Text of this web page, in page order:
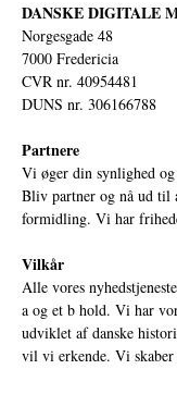
DANSKE DIGITALE
Norgesgade 48
7000 Fredericia
CVR nr. 40954481
DUNS nr. 306166788
Partnere
Vi øger din synlighed
Bliv partner og nå ud til
formidling. Vi har
Vilkår
Alle vores
a og et b hold. Vi har
udviklet af danske
vil vi erkende. Vi